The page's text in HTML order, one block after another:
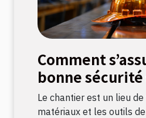
Comment
bonne sécurité
chantier ?
Le chantier est un lieu
matériaux et les outils